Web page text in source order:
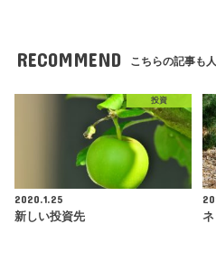
RECOMMEND こちらの記事も人
投資
2020.1.25
新しい投資先